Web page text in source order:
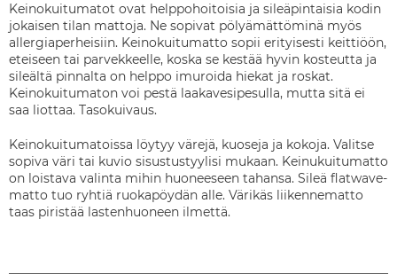
Keinokuitumatot ovat helppohoitoisia ja sileäpintaisia kodin
jokaisen tilan mattoja. Ne sopivat pölyämättöminä myös
allergiaperheisiin. Keinokuitumatto sopii erityisesti keittiöön,
eteiseen tai parvekkeelle, koska se kestää hyvin kosteutta ja
sileältä pinnalta on helppo imuroida hiekat ja roskat.
Keinokuitumaton voi pestä laakavesipesulla, mutta sitä ei
saa liottaa. Tasokuivaus.
Keinokuitumatoissa löytyy värejä, kuoseja ja kokoja. Valitse
sopiva väri tai kuvio sisustustyylisi mukaan. Keinukuitumatto
on loistava valinta mihin huoneeseen tahansa. Sileä flatwave-
matto tuo ryhtiä ruokapöydän alle. Värikäs liikennematto
taas piristää lastenhuoneen ilmettä.